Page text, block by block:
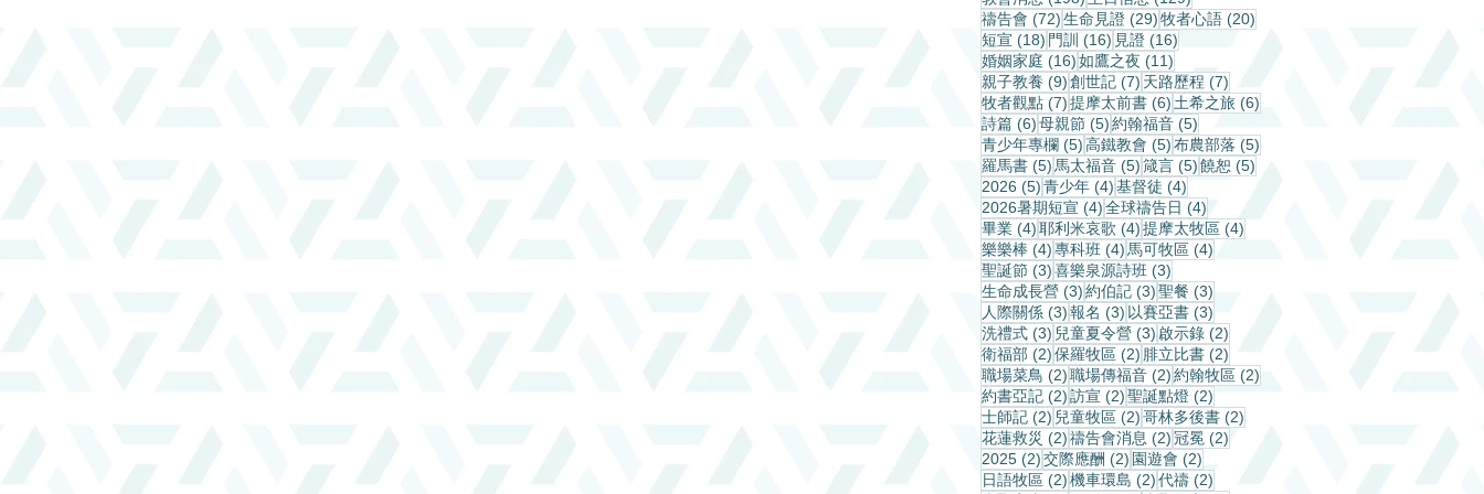
禱告會 (72)72 篇文章
生命見證 (29)29 篇文章
牧者心語 (20)
短宣 (18) 18 篇文章
門訓 (16) 16 篇文章
見證 (16)
婚姻家庭 (16)16 篇文章
如鷹之夜 (11)
親子教養 (9)9 篇文章
創世記 (7) 7 篇文章
天路歷程 (7)
牧者觀點 (7)7 篇文章
提摩太前書 (6) 6 篇文章
土希之旅 (6)
詩篇 (6)6 篇文章
母親節 (5)5 篇文章
約翰福音 (5)
青少年專欄 (5)5 篇文章
高鐵教會 (5)5 篇文章
布農部落 (5)
羅馬書 (5) 5 篇文章
馬太福音 (5)5 篇文章
箴言 (5)5 篇文章
饒恕 (5)
2026 (5)5 篇文章
青少年 (4)4 篇文章
基督徒 (4)
2026暑期短宣 (4)4 篇文章
全球禱告日 (4)
畢業 (4)4 篇文章
耶利米哀歌 (4)4 篇文章
提摩太牧區 (4)
樂樂棒 (4)4 篇文章
專科班 (4) 4 篇文章
馬可牧區 (4)
聖誕節 (3)3 篇文章
喜樂泉源詩班 (3)
生命成長營 (3)3 篇文章
約伯記 (3)3 篇文章
聖餐 (3)
人際關係 (3)3 篇文章
報名 (3) 3 篇文章
以賽亞書 (3)
洗禮式 (3) 3 篇文章
兒童夏令營 (3) 3 篇文章
啟示錄 (2)
衛福部 (2)2 篇文章
保羅牧區 (2) 2 篇文章
腓立比書 (2)
職場菜鳥 (2)2 篇文章
職場傳福音 (2)2 篇文章
約翰牧區 (2)
約書亞記 (2)2 篇文章
訪宣 (2)2 篇文章
聖誕點燈 (2)
士師記 (2) 2 篇文章
兒童牧區 (2)2 篇文章
哥林多後書 (2)
花蓮救災 (2)2 篇文章
禱告會消息 (2)2 篇文章
冠冕 (2) 2 篇文章
2025 (2)2 篇文章
交際應酬 (2) 2 篇文章
園遊會 (2)
日語牧區 (2)2 篇文章
機車環島 (2)2 篇文章
代禱 (2)